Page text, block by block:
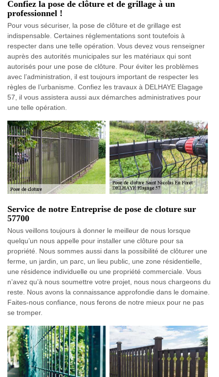
Confiez la pose de clôture et de grillage à un
professionnel !
Pour vous sécuriser, la pose de clôture et de grillage est
indispensable. Certaines réglementations sont toutefois à
respecter dans une telle opération. Vous devez vous renseigner
auprès des autorités municipales sur les matériaux qui sont
autorisés pour une pose de clôture. Pour éviter les problèmes
avec l’administration, il est toujours important de respecter les
règles de l’urbanisme. Confiez les travaux à DELHAYE Elagage
57, il vous assistera aussi aux démarches administratives pour
une telle opération.
Service de notre Entreprise de pose de cloture sur
57700
Nous veillons toujours à donner le meilleur de nous lorsque
quelqu’un nous appelle pour installer une clôture pour sa
propriété. Nous sommes aussi dans la possibilité de clôturer une
ferme, un jardin, un parc, un lieu public, une zone résidentielle,
une résidence individuelle ou une propriété commerciale. Vous
n’avez qu’à nous soumettre votre projet, nous nous chargeons du
reste. Nous avons la connaissance approfondie dans le domaine.
Faites-nous confiance, nous ferons de notre mieux pour ne pas
se tromper.